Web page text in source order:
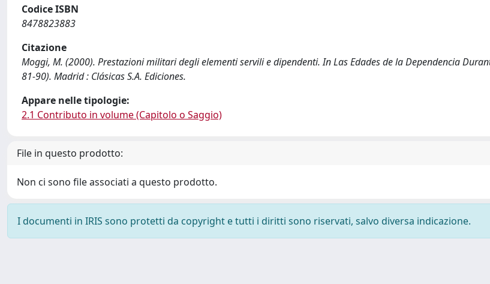
Codice ISBN
8478823883
Citazione
Moggi, M. (2000). Prestazioni militari degli elementi servili e dipendenti. In Las Edades de la Dependencia
81-90). Madrid : Clásicas S.A. Ediciones.
Appare nelle tipologie:
2.1 Contributo in volume (Capitolo o Saggio)
File in questo prodotto:
Non ci sono file associati a questo prodotto.
I documenti in IRIS sono protetti da copyright e tutti i diritti sono riservati, salvo diversa indicazione.